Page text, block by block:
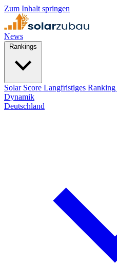
Zum Inhalt springen
News
Solar Score Langfristiges Ranking
Dynamik
Deutschland